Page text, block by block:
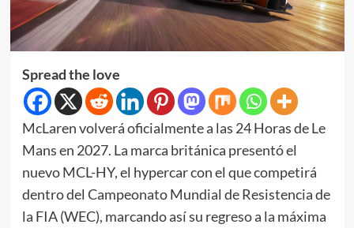
Spread the love
McLaren volverá oficialmente a las 24 Horas de Le
Mans en 2027. La marca británica presentó el
nuevo MCL-HY, el hypercar con el que competirá
dentro del Campeonato Mundial de Resistencia de
la FIA (WEC), marcando así su regreso a la máxima